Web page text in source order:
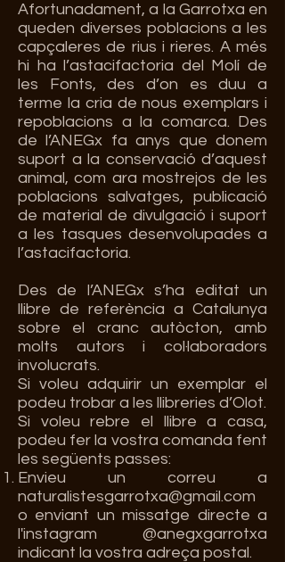
Afortunadament, a la Garrotxa en
queden diverses poblacions a les
capçaleres de rius i rieres. A més
hi ha l’astacifactoria del Molí de
les Fonts, des d’on es duu a
terme la cria de nous exemplars i
repoblacions a la comarca. Des
de l’ANEGx fa anys que donem
suport a la conservació d’aquest
animal, com ara mostrejos de les
poblacions salvatges, publicació
de material de divulgació i suport
a les tasques desenvolupades a
l’astacifactoria.
Des de l’ANEGx s’ha editat un
llibre de referència a Catalunya
sobre el cranc autòcton, amb
molts autors i col·laboradors
involucrats.
Si voleu adquirir un exemplar el
podeu trobar a les llibreries d’Olot.
Si voleu rebre el llibre a casa,
podeu fer la vostra comanda fent
les següents passes:
Envieu un correu a
naturalistesgarrotxa@gmail.com
o enviant un missatge directe a
l'instagram @anegxgarrotxa
indicant la vostra adreça postal.